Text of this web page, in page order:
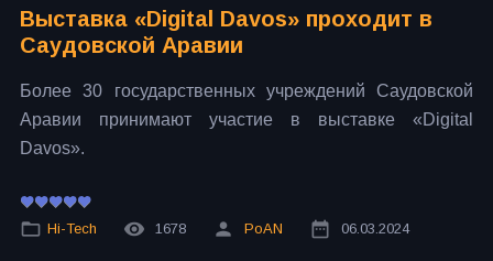
Выставка «Digital Davos» проходит в
Саудовской Аравии
Более 30 государственных учреждений Саудовской
Аравии принимают участие в выставке «Digital
Davos».
Hi-Tech 1678 PoAN 06.03.2024